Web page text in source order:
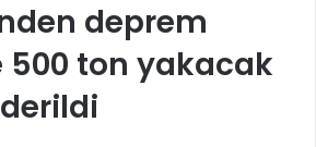
deprem
500 ton yakacak